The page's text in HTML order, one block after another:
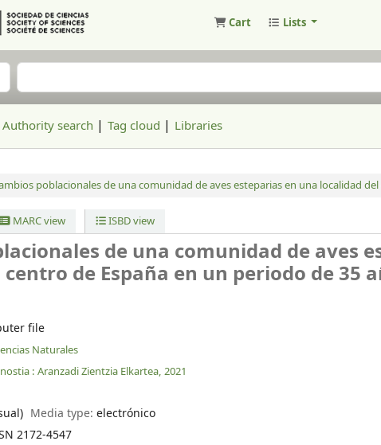
Cart Lists
by:Search the catalog
Authority search Tag cloud Libraries
poblacionales de una comunidad de aves esteparias en una localidad
MARC view ISBD view
de una comunidad de aves
de España en un periodo de 35
file
Naturales
: Aranzadi Zientzia Elkartea, 2021
Media type:electrónico
2172-4547